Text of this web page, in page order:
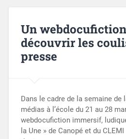
Un
découvrir les
presse
Dans le cadre de la semaine de
médias à l’école du 21 au 28
webdocufiction immersif,
la Une » de Canopé et du